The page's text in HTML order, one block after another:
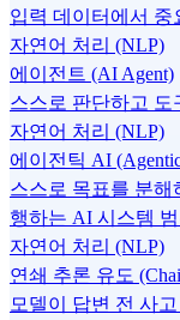
입력 데이터에서
자연어 처리 (NLP)
에이전트 (AI Agent)
스스로 판단하고
자연어 처리 (NLP)
에이전틱 AI
스스로 목표를 분해
행하는 AI 시스템
자연어 처리 (NLP)
연쇄 추론 유도
모델이 답변 전 사